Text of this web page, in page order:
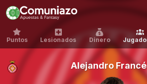
Puntos Lesionados Dinero
Alejandro